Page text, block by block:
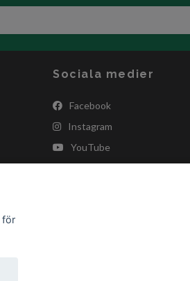
Sociala medier
Facebook
Instagram
YouTube
för